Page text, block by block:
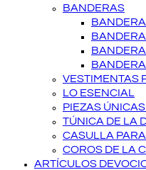
BANDERAS
VESTIMENTAS
LO ESENCIAL
PIEZAS
TÚNICA DE LA
CASULLA
COROS DE LA
ARTÍCULOS